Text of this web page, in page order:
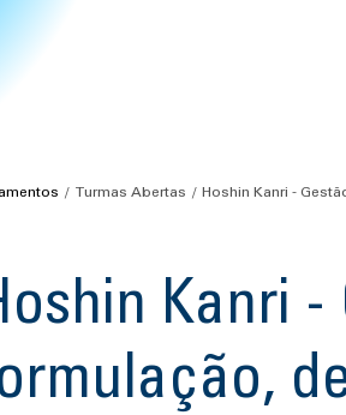
Turmas Abertas Hoshin Kanri -
Kanri